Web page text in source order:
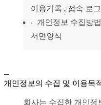
이용기록 , 접속 로
개인정보 수집방
서면양식
개인정보의 수집 및 이용목
회사는 수집한 개인정